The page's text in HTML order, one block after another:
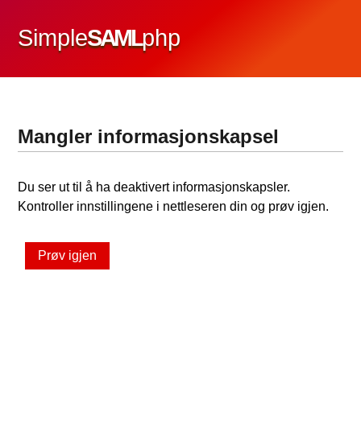
SimpleSAMLphp
Mangler informasjonskapsel
Du ser ut til å ha deaktivert informasjonskapsler.
Kontroller innstillingene i nettleseren din og prøv igjen.
Prøv igjen